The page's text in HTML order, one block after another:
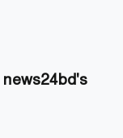
news24bd's